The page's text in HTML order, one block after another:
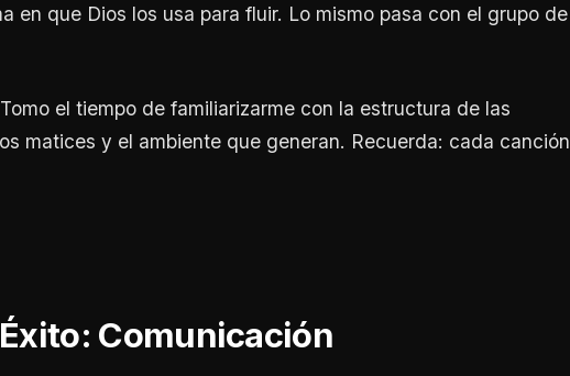
en que Dios los usa para fluir. Lo mismo pasa con el grupo de
el tiempo de familiarizarme con la estructura de las
matices y el ambiente que generan. Recuerda: cada canción
Comunicación